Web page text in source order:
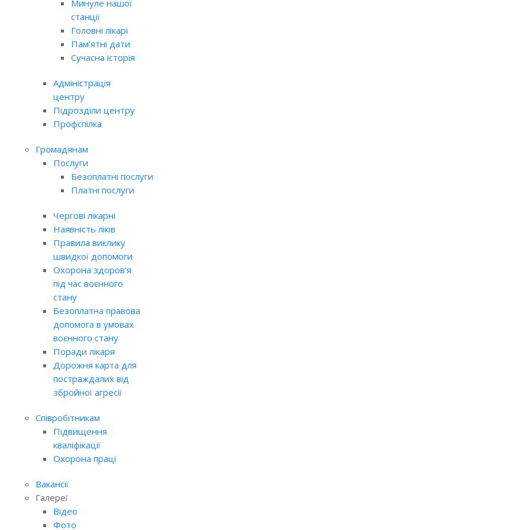
Минуле нашої
станції
Головні лікарі
Пам’ятні дати
Сучасна історія
Адміністрація
центру
Підрозділи центру
Профспілка
Громадянам
Послуги
Безоплатні послуги
Платні послуги
Чергові лікарні
Наявність ліків
Правила виклику
швидкої допомоги
Охорона здоров'я
під час воєнного
стану
Безоплатна правова
допомога в умовах
воєнного стану
Поради лікаря
Дорожня карта для
постраждалих від
збройної агресії
Співробітникам
Підвищення
кваліфікації
Охорона праці
Вакансії
Галереї
Відео
Фото